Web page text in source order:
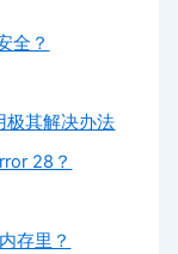
全？
极其解决办法
28？
存里？